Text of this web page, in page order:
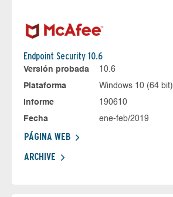
Endpoint Security 10.6
Versión probada
10.6
Plataforma
Windows 10 (64 bit)
Informe
190610
Fecha
ene-feb/2019
PÁGINA WEB
ARCHIVE